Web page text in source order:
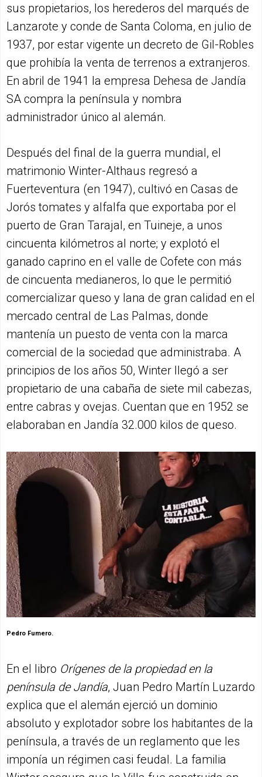
sus propietarios, los herederos del marqués de
Lanzarote y conde de Santa Coloma, en julio de
1937, por estar vigente un decreto de Gil-Robles
que prohibía la venta de terrenos a extranjeros.
En abril de 1941 la empresa Dehesa de Jandía
SA compra la península y nombra
administrador único al alemán.
Después del final de la guerra mundial, el
matrimonio Winter-Althaus regresó a
Fuerteventura (en 1947), cultivó en Casas de
Jorós tomates y alfalfa que exportaba por el
puerto de Gran Tarajal, en Tuineje, a unos
cincuenta kilómetros al norte; y explotó el
ganado caprino en el valle de Cofete con más
de cincuenta medianeros, lo que le permitió
comercializar queso y lana de gran calidad en el
mercado central de Las Palmas, donde
mantenía un puesto de venta con la marca
comercial de la sociedad que administraba. A
principios de los años 50, Winter llegó a ser
propietario de una cabaña de siete mil cabezas,
entre cabras y ovejas. Cuentan que en 1952 se
elaboraban en Jandía 32.000 kilos de queso.
Pedro Fumero.
En el libro Orígenes de la propiedad en la
península de Jandía, Juan Pedro Martín Luzardo
explica que el alemán ejerció un dominio
absoluto y explotador sobre los habitantes de la
península, a través de un reglamento que les
imponía un régimen casi feudal. La familia